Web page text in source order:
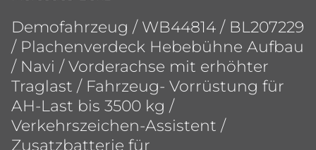
Demofahrzeug / WB44814 / BL207229
/ Plachenverdeck Hebebühne Aufbau
/ Navi / Vorderachse mit erhöhter
Traglast / Fahrzeug- Vorrüstung für
AH-Last bis 3500 kg /
Verkehrszeichen-Assistent /
Zusatzbatterie für